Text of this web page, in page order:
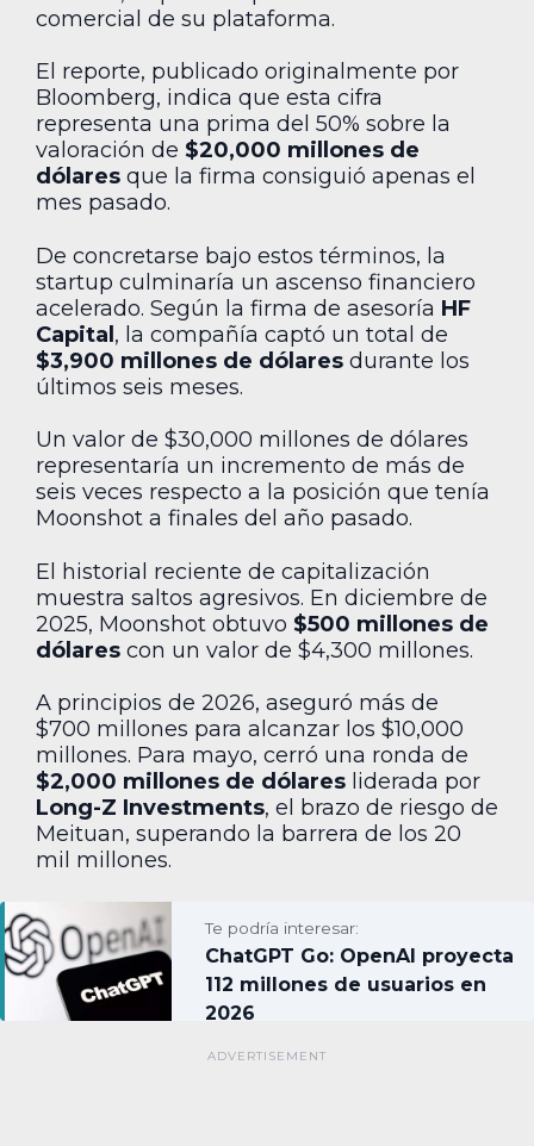
comercial de su plataforma.
El reporte, publicado originalmente por
Bloomberg, indica que esta cifra
representa una prima del 50% sobre la
valoración de $20,000 millones de
dólares que la firma consiguió apenas el
mes pasado.
De concretarse bajo estos términos, la
startup culminaría un ascenso financiero
acelerado. Según la firma de asesoría HF
Capital , la compañía captó un total de
$3,900 millones de dólares durante los
últimos seis meses.
Un valor de $30,000 millones de dólares
representaría un incremento de más de
seis veces respecto a la posición que tenía
Moonshot a finales del año pasado.
El historial reciente de capitalización
muestra saltos agresivos. En diciembre de
2025, Moonshot obtuvo $500 millones de
dólares con un valor de $4,300 millones.
A principios de 2026, aseguró más de
$700 millones para alcanzar los $10,000
millones. Para mayo, cerró una ronda de
$2,000 millones de dólares liderada por
Long-Z Investments, el brazo de riesgo de
Meituan, superando la barrera de los 20
mil millones.
Te podría interesar:
ChatGPT Go: OpenAI proyecta
112 millones de usuarios en
2026